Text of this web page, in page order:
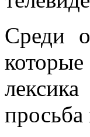
Среди
просьба